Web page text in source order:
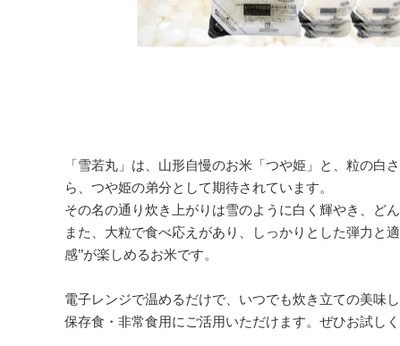
「雪若丸」は、山形自慢のお米「つや姫」と、粒の白
ら、つや姫の弟分として期待されています。
その名の通り炊き上がりは雪のように白く輝やき、ど
また、大粒で食べ応えがあり、しっかりとした弾力と
感’’が楽しめるお米です。
電子レンジで温めるだけで、いつでも炊き立ての美味し
保存食・非常食用にご活用いただけます。ぜひお試しく